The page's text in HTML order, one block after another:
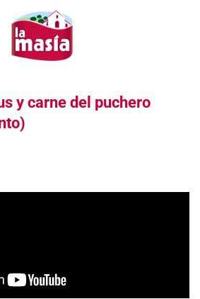
y carne del puchero